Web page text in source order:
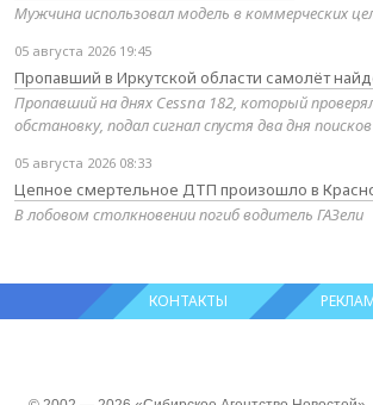
Мужчина использовал модель в коммерческих
05 августа 2026 19:45
Пропавший в Иркутской области самолёт
Пропавший на днях Cessna 182, который
обстановку, подал сигнал спустя два дня поисков
05 августа 2026 08:33
Цепное смертельное ДТП произошло в
В лобовом столкновении погиб водитель ГАЗели
КОНТАКТЫ